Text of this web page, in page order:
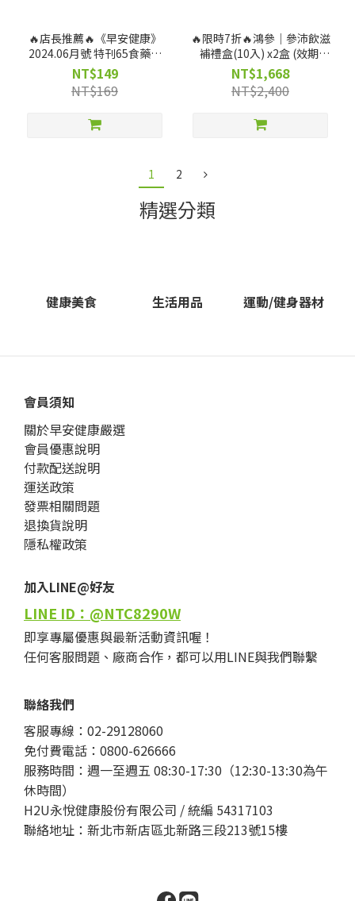
🔥店長推薦🔥《早安健康》
2024.06月號 特刊65食藥避
毒指南：慢性病、多病者居
家必備，40種危險食藥搭配
法速查
NT$149
NT$169
🔥限時7折🔥鴻參｜參沛飲滋
補禮盒(10入) x2盒 (效期:
20261223)---僅限宅配
NT$1,668
NT$2,400
1 2
精選分類
健康美食 生活用品 運動/健身器材
會員須知
關於早安健康嚴選
會員優惠說明
付款配送說明
運送政策
發票相關問題
退換貨說明
隱私權政策
加入LINE@好友
LINE ID：@NTC8290W
即享專屬優惠與最新活動資訊喔！
任何客服問題、廠商合作，都可以用LINE與我們聯繫
聯絡我們
客服專線：02-29128060
免付費電話：0800-626666
服務時間：週一至週五 08:30-17:30（12:30-13:30為午
休時間）
H2U永悅健康股份有限公司 / 統編 54317103
聯絡地址：新北市新店區北新路三段213號15樓